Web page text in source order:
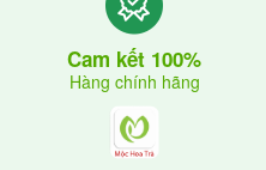
Cam kết 100%
Hàng chính hãng